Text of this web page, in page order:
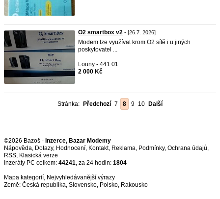
O2 smartbox v2 - [26.7. 2026]
Modem lze využívat krom O2 sítě i u jiných
poskytovatel ...
Louny - 441 01
2 000 Kč
Stránka: Předchozí 7 8 9 10 Další
©2026 Bazoš - Inzerce, Bazar Modemy
Nápověda, Dotazy, Hodnocení, Kontakt, Reklama, Podmínky, Ochrana údajů,
RSS,
Inzeráty PC celkem: 44241, za 24 hodin: 1804
Mapa kategorií, Nejvyhledávanější výrazy
Země: Česká republika, Slovensko, Polsko, Rakousko